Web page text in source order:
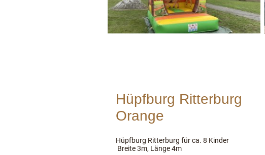
Hüpfburg Ritterburg
Orange
Hüpfburg Ritterburg für ca. 8 Kinder
Breite 3m, Länge 4m